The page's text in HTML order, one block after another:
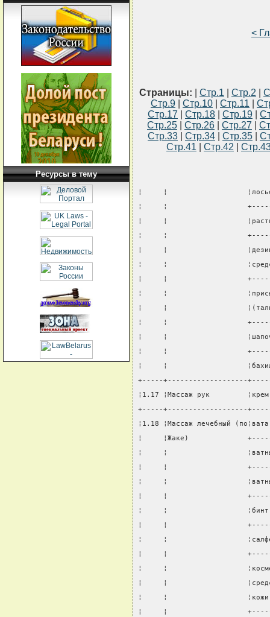
Ресурсы в тему
<
Страницы: Стр.1 Стр.2
Стр.9
Стр.10 Стр.11
Стр.17
Стр.18 Стр.19
Стр.25
Стр.26 Стр.27
Стр.33
Стр.34 Стр.35
Стр.41
Стр.42
¦     ¦
¦     ¦
¦     ¦
¦     ¦
¦     ¦
¦     ¦
¦     ¦
¦     ¦
¦     ¦
¦     ¦
¦     ¦
¦     ¦
¦     ¦                   ¦бахилы
+-----+-------------------
¦1.17 ¦Массаж рук
+-----+-------------------
¦1.18 ¦Массаж лечебный
¦     ¦Жаке)
¦     ¦
¦     ¦
¦     ¦
¦     ¦
¦     ¦
¦     ¦
¦     ¦
¦     ¦
¦     ¦
¦     ¦
¦     ¦
¦     ¦